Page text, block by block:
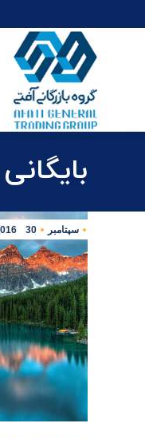
سپتامبر 30